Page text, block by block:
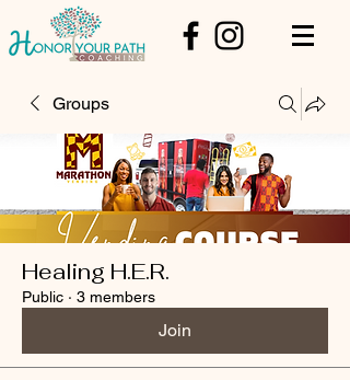
Groups
Healing H.E.R.
Public · 3 members
Join